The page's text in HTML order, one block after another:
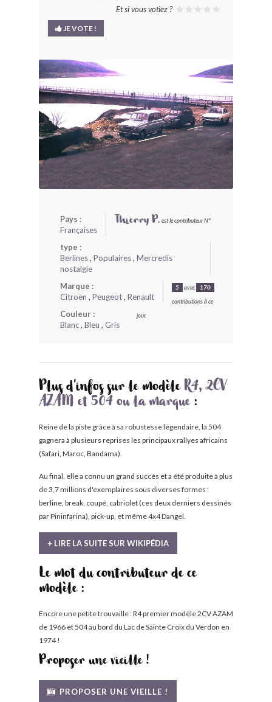
LE BLOG
BONJOURLAVIEILLE ?
MODÈLES ET MARQUES
COMMENT FONCTIONNE BLV ?
Et si vous votiez ?
JE VOTE !
Pays :
Françaises
type :
Berlines, Populaires, Mercredis
nostalgie
Marque :
Citroën , Peugeot, Renault
Couleur :
Blanc, Bleu , Gris
Thierry P. est le contributeur N°
5 avec 170
contributions à ce
jour.
Plus d'infos sur le modèle R4, 2CV
AZAM et 504 ou la marque:
Reine de la piste grâce à sa robustesse légendaire, la 504
gagnera à plusieurs reprises les principaux rallyes africains
(Safari, Maroc, Bandama).
Au final, elle a connu un grand succès et a été produite à plus
de 3,7 millions d'exemplaires sous diverses formes :
berline, break, coupé, cabriolet (ces deux derniers dessinés
par Pininfarina), pick-up, et même 4x4 Dangel.
+ LIRE LA SUITE SUR WIKIPÉDIA
Le mot du contributeur de ce
modèle :
Encore une petite trouvaille : R4 premier modèle 2CV AZAM
de 1966 et 504 au bord du Lac de Sainte Croix du Verdon en
1974 !
Proposer une vieille !
PROPOSER UNE VIEILLE !